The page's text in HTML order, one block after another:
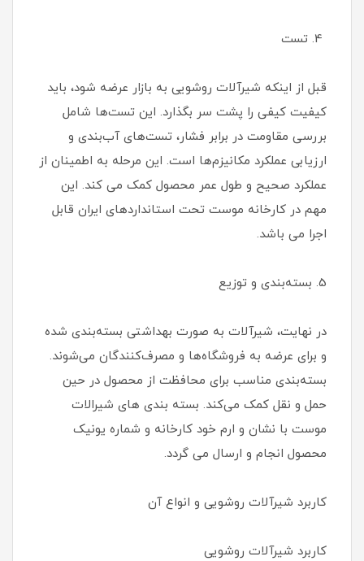
قبل از اینکه شیرآلات روشویی به بازار عرضه شود، باید
کیفیت کیفی را پشت سر بگذارد. این تست‌ها شامل
بررسی مقاومت در برابر فشار، تست‌های آب‌بندی و
ارزیابی عملکرد مکانیزم‌ها است. این مرحله به اطمینان از
عملکرد صحیح و طول عمر محصول کمک می کند. این
مهم در کارخانه موست تحت استانداردهای ایران قابل
اجرا می باشد.
5. بسته‌بندی و توزیع
در نهایت، شیرآلات به صورت بهداشتی بسته‌بندی شده
و برای عرضه به فروشگاه‌ها و مصرف‌کنندگان می‌شوند.
بسته‌بندی مناسب برای محافظت از محصول در حین
حمل و نقل کمک می‌کند. بسته بندی های شیرالات
موست با نشان و ارم خود کارخانه و شماره یونیک
محصول انجام و ارسال می گردد.
کاربرد شیرآلات روشویی و انواع آن
کاربرد شیرآلات روشویی